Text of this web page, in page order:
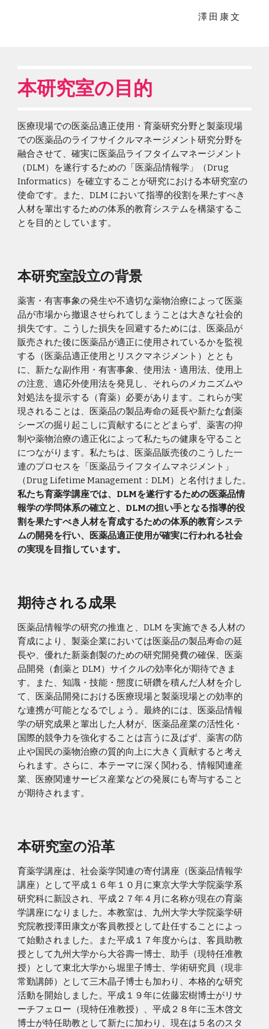
澤 田 康 文
本研究室の目的
医療現場での医薬品適正使用・育薬研究分野と製薬現場
での医薬品のライフサイクルマネージメント研究分野を
融合させて、確実に医薬品ライフタイムマネージメント
（DLM）を遂行するための「医薬品情報学」（Drug
Informatics）を確立することが研究における本研究室の
使命です。また、DLM において指導的役割を果たすべき
人材を輩出するための体系的教育システムを構築するこ
とを目的としています。
本研究室設立の背景
薬害・有害事象の発生や不適切な薬物治療によって医薬
品が市場から撤退させられてしまうことは大きな社会的
損失です。こうした損失を回避するためには、医薬品が
販売された後に医薬品が適正に使用されているかを監視
する（医薬品適正使用とリスクマネジメント）ととも
に、新たな副作用・有害事象、使用法・適用法、使用上
の注意、適応外使用法を発見し、それらのメカニズムや
対処法を提示する（育薬）必要があります。これらが実
現されることは、医薬品の製品寿命の延長や新たな創薬
シーズの掘り起こしに貢献するにとどまらず、薬害の抑
制や薬物治療の適正化によって私たちの健康を守ること
につながります。私たちは、医薬品販売後のこうした一
連のプロセスを「医薬品ライフタイムマネジメント」
（Drug Lifetime Management：DLM）と名付けました。
私たち育薬学講座では、DLMを遂行するための医薬品情
報学の学問体系の確立と、DLMの担い手となる指導的役
割を果たすべき人材を育成するための体系的教育システ
ムの開発を行い、医薬品適正使用が確実に行われる社会
の実現を目指しています。
期待される成果
医薬品情報学の研究の推進と、DLM を実施できる人材の
育成により、製薬企業においては医薬品の製品寿命の延
長や、優れた新薬創製のための研究開発費の確保、医薬
品開発（創薬と DLM）サイクルの効率化が期待できま
す。また、知識・技能・態度に研鑽を積んだ人材を介し
て、医薬品開発における医療現場と製薬現場との効率的
な連携が可能となるでしょう。最終的には、医薬品情報
学の研究成果と輩出した人材が、医薬品産業の活性化・
国際的競争力を強化することは言うに及ばず、薬害の防
止や国民の薬物治療の質的向上に大きく貢献すると考え
られます。さらに、本テーマに深く関わる、情報関連産
業、医療関連サービス産業などの発展にも寄与すること
が期待されます。
本研究室の沿革
育薬学講座は、社会薬学関連の寄付講座（医薬品情報学
講座）として平成１６年１０月に東京大学大学院薬学系
研究科に新設され、平成２７年４月に名称が現在の育薬
学講座になりました。本教室は、九州大学大学院薬学研
究院教授澤田康文が客員教授として赴任することによっ
て始動されました。また平成１７年度からは、客員助教
授として九州大学から大谷壽一博士、助手（現特任准教
授）として東北大学から堀里子博士、学術研究員（現非
常勤講師）として三木晶子博士も加わり、本格的な研究
活動を開始しました。平成１９年に佐藤宏樹博士がリサ
ーチフェロー（現特任准教授）、平成２８年に玉木啓文
博士が特任助教として新たに加わり、現在は５名のスタ